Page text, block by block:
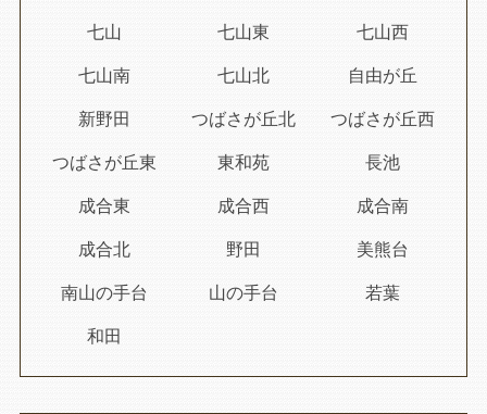
七山 七山東 七山西
七山南 七山北 自由が丘
新野田 つばさが丘北 つばさが丘西
つばさが丘東 東和苑 長池
成合東 成合西 成合南
成合北 野田 美熊台
南山の手台 山の手台 若葉
和田